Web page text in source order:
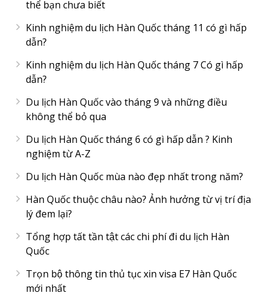
thể bạn chưa biết
Kinh nghiệm du lịch Hàn Quốc tháng 11 có gì hấp
dẫn?
Kinh nghiệm du lịch Hàn Quốc tháng 7 Có gì hấp
dẫn?
Du lịch Hàn Quốc vào tháng 9 và những điều
không thể bỏ qua
Du lịch Hàn Quốc tháng 6 có gì hấp dẫn ? Kinh
nghiệm từ A-Z
Du lịch Hàn Quốc mùa nào đẹp nhất trong năm?
Hàn Quốc thuộc châu nào? Ảnh hưởng từ vị trí địa
lý đem lại?
Tổng hợp tất tần tật các chi phí đi du lịch Hàn
Quốc
Trọn bộ thông tin thủ tục xin visa E7 Hàn Quốc
mới nhất